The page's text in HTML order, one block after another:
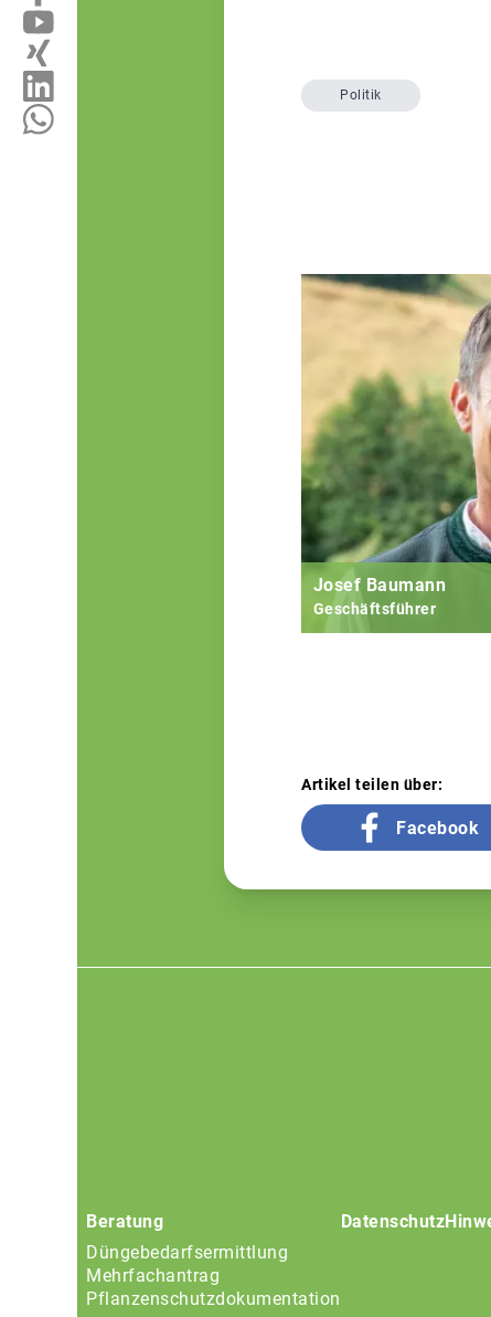
Politik
Josef Baumann
Geschäftsführer
Artikel teilen über:
Facebook
Beratung
Düngebedarfsermittlung
Mehrfachantrag
Pflanzenschutzdokumentation
Datenschutz